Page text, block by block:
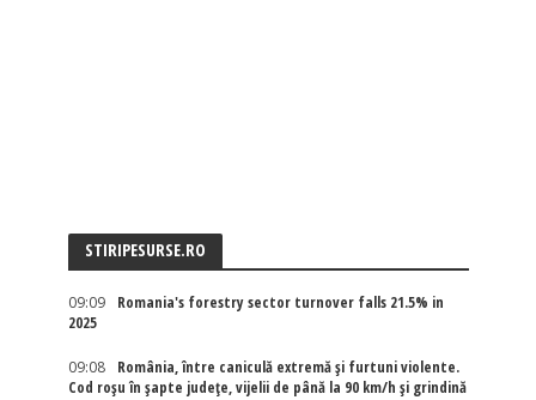
STIRIPESURSE.RO
09:09
Romania's forestry sector turnover falls 21.5% in
2025
09:08
România, între caniculă extremă și furtuni violente.
Cod roșu în șapte județe, vijelii de până la 90 km/h și grindină